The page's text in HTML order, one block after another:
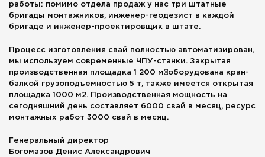
работы: помимо отдела продаж у нас три штатные
бригады монтажников, инженер-геодезист в каждой
бригаде и инженер-проектировщик в штате.
Процесс изготовления свай полностью автоматизирован,
мы используем современные ЧПУ-станки. Закрытая
производственная площадка 1 200 м²оборудована кран-
балкой грузоподъемностью 5 т, также имеется открытая
площадка 1000 м2. Производственная мощность на
сегодняшний день составляет 6000 свай в месяц, ресурс
монтажных работ 3000 свай в месяц.
Генеральный директор
Богомазов Денис Александрович